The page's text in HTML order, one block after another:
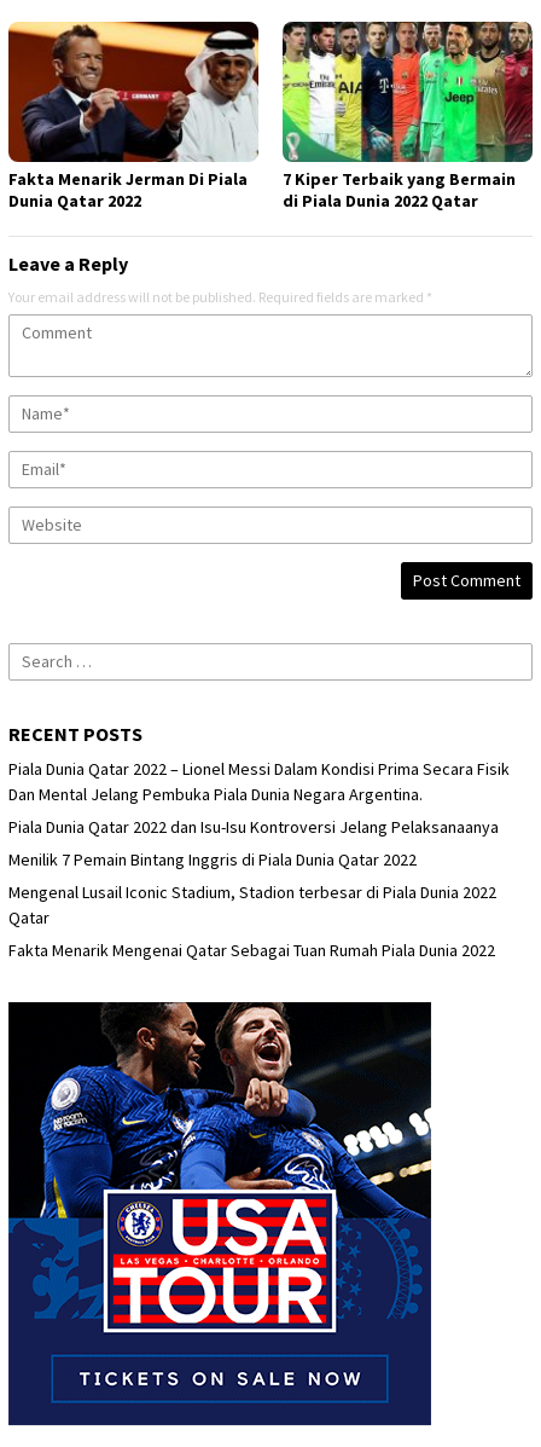
Fakta Menarik Jerman Di Piala
Dunia Qatar 2022
7 Kiper Terbaik yang Bermain
di Piala Dunia 2022 Qatar
Leave a Reply
Your email address will not be published. Required fields are marked *
Search
for:
RECENT POSTS
Piala Dunia Qatar 2022 – Lionel Messi Dalam Kondisi Prima Secara Fisik
Dan Mental Jelang Pembuka Piala Dunia Negara Argentina.
Piala Dunia Qatar 2022 dan Isu-Isu Kontroversi Jelang Pelaksanaanya
Menilik 7 Pemain Bintang Inggris di Piala Dunia Qatar 2022
Mengenal Lusail Iconic Stadium, Stadion terbesar di Piala Dunia 2022
Qatar
Fakta Menarik Mengenai Qatar Sebagai Tuan Rumah Piala Dunia 2022